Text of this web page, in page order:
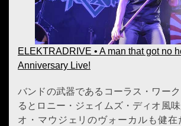
ELEKTRADRIVE • A man that got no
Anniversary Live!
バンドの武器であるコーラス・ワー
るとロニー・ジェイムズ・ディオ風
オ・マウジェリのヴォーカルも健在